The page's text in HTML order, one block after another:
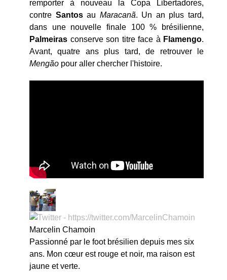
remporter à nouveau la Copa Libertadores,
contre Santosau Maracanã. Un an plus tard,
dans une nouvelle finale 100 % brésilienne,
Palmeiras conserve son titre face à Flamengo.
Avant, quatre ans plus tard, de retrouver le
Mengão pour aller chercher l'histoire.
Marcelin Chamoin
Passionné par le foot brésilien depuis mes six
ans. Mon cœur est rouge et noir, ma raison est
jaune et verte.